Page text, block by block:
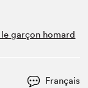
garçon homard
Français